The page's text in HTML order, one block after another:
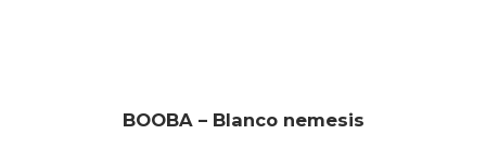
BOOBA – Blanco nemesis